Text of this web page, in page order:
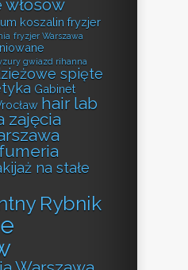
koszalin fryzjer
fryzjer Warszawa
gwiazd rihanna
spięte
Gabinet
hair lab
zajęcia
na stałe
Rybnik